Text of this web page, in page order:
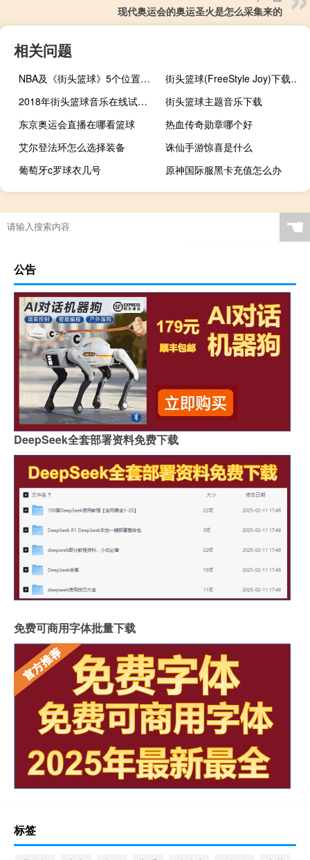
现代奥运会的奥运圣火是怎么采集来的
相关问题
NBA及《街头篮球》5个位置的详细介绍
街头篮球(FreeStyle Joy)下载(电脑、安卓和IOS所有版本)
2018年街头篮球音乐在线试听及下载
街头篮球主题音乐下载
东京奥运会直播在哪看篮球
热血传奇勋章哪个好
艾尔登法环怎么选择装备
诛仙手游惊喜是什么
葡萄牙c罗球衣几号
原神国际服黑卡充值怎么办
奥尼尔参加过几次奥运会
足球队有多少名球员
2021年中国男篮进奥运会了吗
足球从娃娃抓起宣传口号谁说的☚
公告
DeepSeek全套部署资料免费下载
免费可商用字体批量下载
标签